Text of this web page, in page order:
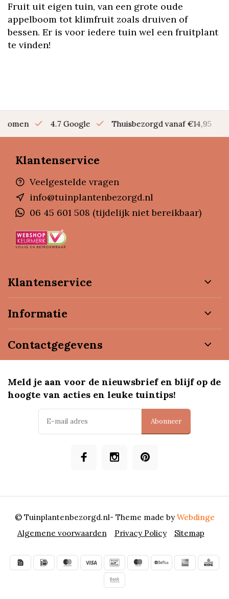
Fruit uit eigen tuin, van een grote oude
appelboom tot klimfruit zoals druiven of
bessen. Er is voor iedere tuin wel een fruitplant
te vinden!
bomen 4.7 Google Thuisbezorgd vanaf €14,95
Klantenservice
Veelgestelde vragen
info@tuinplantenbezorgd.nl
06 45 601 508 (tijdelijk niet bereikbaar)
Klantenservice
Informatie
Contactgegevens
Meld je aan voor de nieuwsbrief en blijf op de
hoogte van acties en leuke tuintips!
Abonneer
Algemene voorwaarden Privacy Policy Sitemap
© Tuinplantenbezorgd.nl- Theme made byWebdinge